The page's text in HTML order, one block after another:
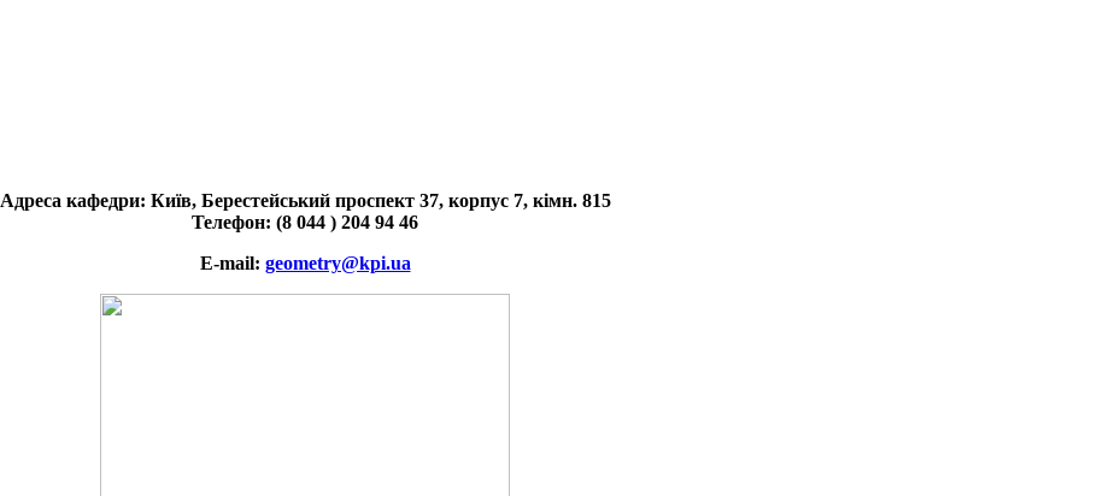
Адреса кафедри: Київ, Берестейський проспект 37, корпус 7, кімн. 815
Телефон: (8 044 ) 204 94 46
E-mail: geometry@kpi.ua